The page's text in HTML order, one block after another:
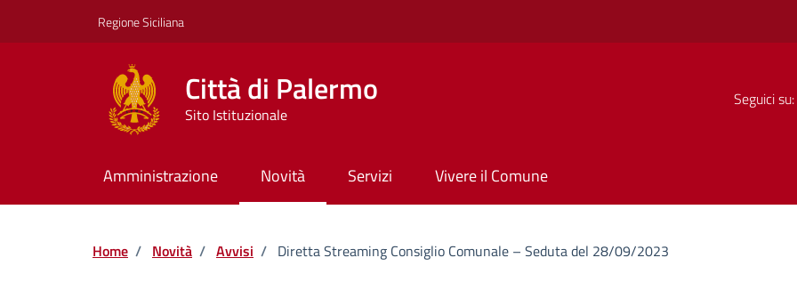
Regione Siciliana
Città di Palermo
Sito Istituzionale
Seguici su:
Amministrazione Novità Servizi Vivere il Comune
Home / Novità / Avvisi / Diretta Streaming Consiglio Comunale – Seduta del 28/09/2023